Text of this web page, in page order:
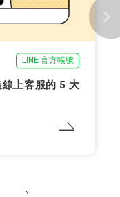
LINE 官方帳號
上客服的 5 大